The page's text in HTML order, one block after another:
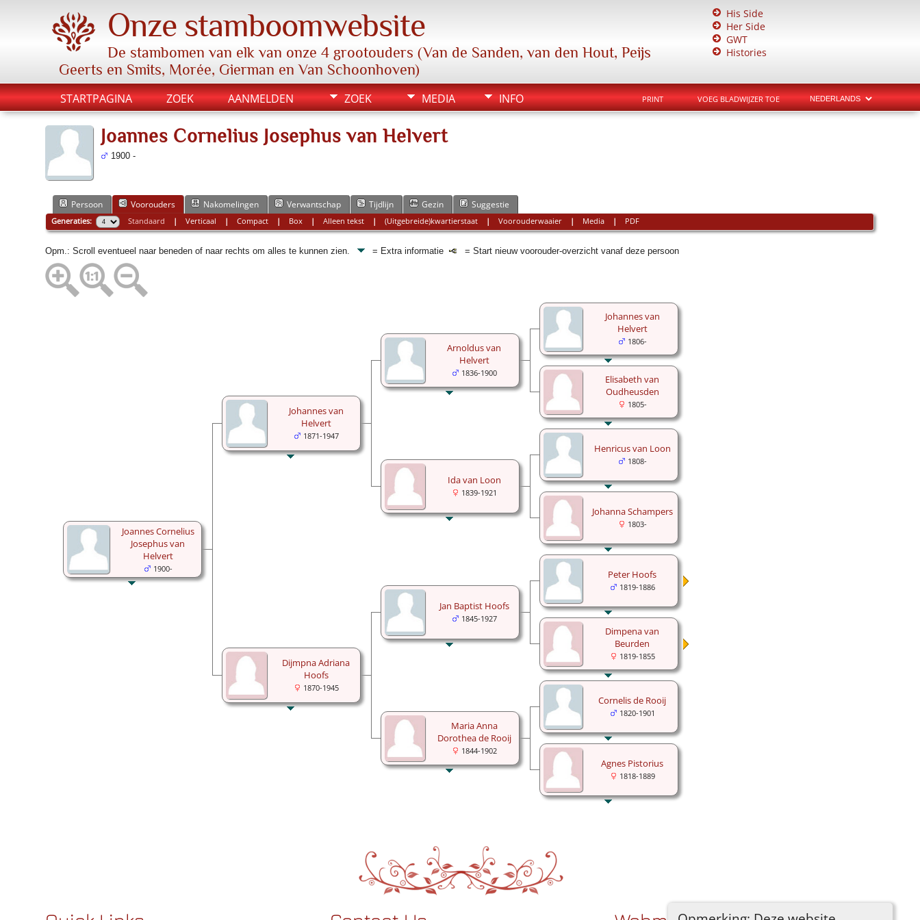
Onze stamboomwebsite
De stambomen van elk van onze 4 grootouders (Van de Sanden, van den Hout, Peijs
Geerts en Smits, Morée, Gierman en Van Schoonhoven)
His Side
Her Side
GWT
Histories
ZOEK MEDIA INFO
STARTPAGINA ZOEK AANMELDEN PRINT VOEG BLADWIJZER TOE
Joannes Cornelius Josephus van Helvert
1900 -
Persoon Voorouders Nakomelingen Verwantschap Tijdlijn Gezin Suggestie
Generaties: Standaard | Verticaal | Compact| Box| Alleen tekst| (Uitgebreide)kwartierstaat| Voorouderwaaier| Media| PDF
Opm.: Scroll eventueel naar beneden of naar rechts om alles te kunnen zien. = Extra informatie = Start nieuw voorouder-overzicht vanaf deze persoon
Joannes Cornelius
Josephus van
Helvert
1900-
Johannes van
Helvert
1871-1947
Arnoldus van
Helvert
1836-1900
Johannes van
Helvert
1806-
Elisabeth van
Oudheusden
1805-
Ida van Loon
1839-1921
Henricus van Loon
1808-
Johanna Schampers
1803-
Dijmpna Adriana
Hoofs
1870-1945
Jan Baptist Hoofs
1845-1927
Peter Hoofs
1819-1886
Dimpena van
Beurden
1819-1855
Maria Anna
Dorothea de Rooij
1844-1902
Cornelis de Rooij
1820-1901
Agnes Pistorius
1818-1889